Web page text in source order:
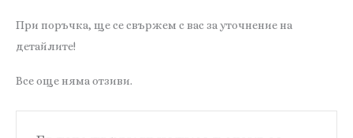
При поръчка, ще се свържем с вас за уточнение на
детайлите!
Все още няма отзиви.